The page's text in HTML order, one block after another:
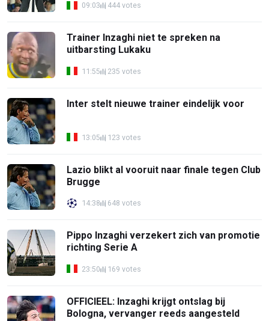
09:03 444 votes
Trainer Inzaghi niet te spreken na
uitbarsting Lukaku
11:55 235 votes
Inter stelt nieuwe trainer eindelijk voor
13:05 123 votes
Lazio blikt al vooruit naar finale tegen Club
Brugge
14:38 648 votes
Pippo Inzaghi verzekert zich van promotie
richting Serie A
23:50 169 votes
OFFICIEEL: Inzaghi krijgt ontslag bij
Bologna, vervanger reeds aangesteld